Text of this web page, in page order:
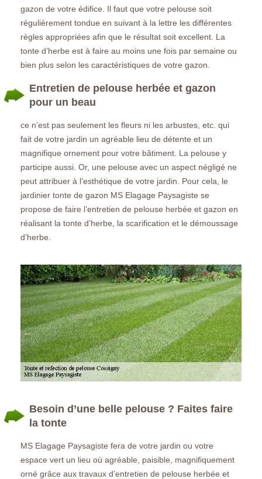
gazon de votre édifice. Il faut que votre pelouse soit
régulièrement tondue en suivant à la lettre les différentes
règles appropriées afin que le résultat soit excellent. La
tonte d’herbe est à faire au moins une fois par semaine ou
bien plus selon les caractéristiques de votre gazon.
Entretien de pelouse herbée et gazon
pour un beau
ce n’est pas seulement les fleurs ni les arbustes, etc. qui
fait de votre jardin un agréable lieu de détente et un
magnifique ornement pour votre bâtiment. La pelouse y
participe aussi. Or, une pelouse avec un aspect négligé ne
peut attribuer à l’esthétique de votre jardin. Pour cela, le
jardinier tonte de gazon MS Elagage Paysagiste se
propose de faire l’entretien de pelouse herbée et gazon en
réalisant la tonte d’herbe, la scarification et le démoussage
d’herbe.
Besoin d’une belle pelouse ? Faites faire
la tonte
MS Elagage Paysagiste fera de votre jardin ou votre
espace vert un lieu où agréable, paisible, magnifiquement
orné grâce aux travaux d’entretien de pelouse herbée et